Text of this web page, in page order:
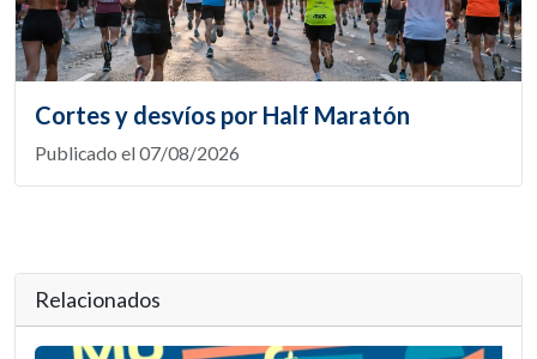
Cortes y desvíos por Half Maratón
Publicado el 07/08/2026
Relacionados